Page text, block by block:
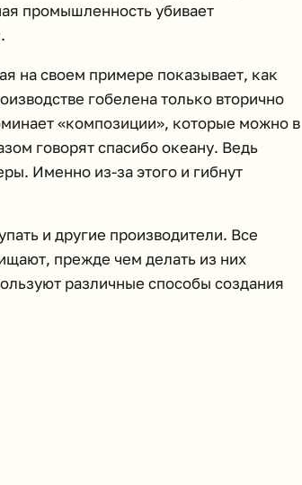
промышленность убивает
на своем примере показывает, как
гобелена только вторично
«композиции», которые можно в
говорят спасибо океану. Ведь
Именно из-за этого и гибнут
и другие производители. Все
прежде чем делать из них
различные способы создания